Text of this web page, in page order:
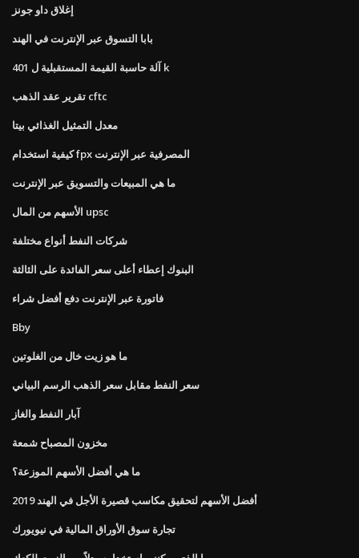
إغلاق داو جونز
بابا التسوق عبر الإنترنت في الهند
آلة حاسبة القيمة المستقبلية ل 401 k
تقرير عقد الذهب cftc
معدل التمثيل الغذائي بيتا
كيفية استخدام fpx المصرفية عبر الإنترنت
ما هي المبيعات والتسويق عبر الإنترنت
الأسهم من المال upsc
شركات النفط أنواع مختلفة
البنوك إعطاء أعلى سعر الفائدة على الثالثة
فاتورة عبر الإنترنت دفع أفضل شراء
Bby
ما هو زيت خال من الغلوتين
سعر النفط مقابل سعر الذهب الرسم البياني
آبار النفط والغاز
مخزون المصباح شمعة
ما هي أفضل الأسهم الموزعة؟
أفضل الأسهم لتحقيق مكاسب قصيرة الأجل في الهند 2019
تجارة سوق الأوراق المالية في نيويورك